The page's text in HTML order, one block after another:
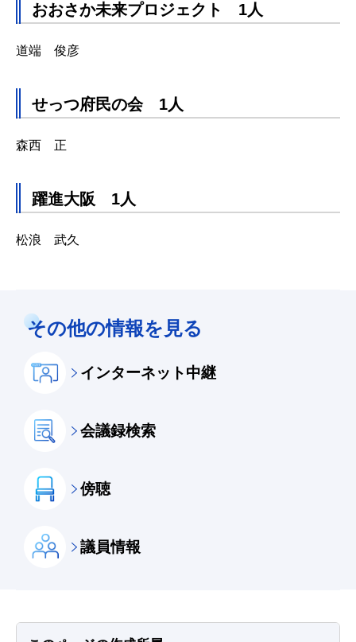
おおさか未来プロジェクト 1人
道端 俊彦
せっつ府民の会 1人
森西 正
躍進大阪 1人
松浪 武久
その他の情報を見る
インターネット中継
会議録検索
傍聴
議員情報